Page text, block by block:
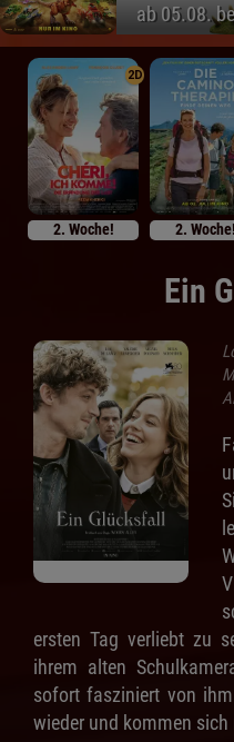
ab 05.08.
2D
2. Woche! 2. Woche!
Ein
ersten Tag verliebt zu
ihrem alten
sofort fasziniert von
wieder und kommen sich